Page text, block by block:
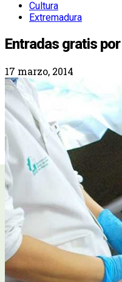
Cultura
Extremadura
Entradas gratis
17 marzo, 2014